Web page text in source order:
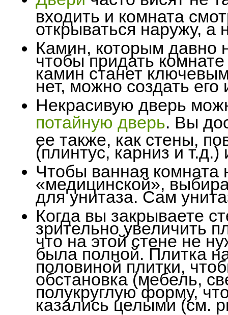
входить и комната
открываться наружу, а
Камин, которым давно
чтобы придать
камин станет
нет, можно создать
Некрасивую дверь
потайную дверь. Вы
ее также, как стены,
(плинтус, карниз и
Чтобы ванная
«медицинской»,
для унитаза. Сам
Когда вы закрываете
зрительно увеличить
что на этой стене не
была полной. Плитка
половиной плитки,
обстановка (мебель,
полукруглую форму,
казались целыми (см.